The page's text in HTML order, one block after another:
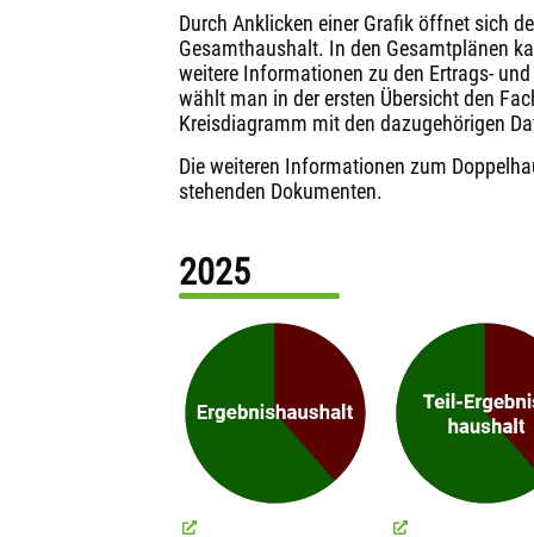
Durch Anklicken einer Grafik öffnet sich
Gesamthaushalt. In den Gesamtplänen
weitere Informationen zu den Ertrags-
wählt man in der ersten Übersicht den
Kreisdiagramm mit den dazugehörigen
Die weiteren Informationen zum
stehenden Dokumenten.
2025